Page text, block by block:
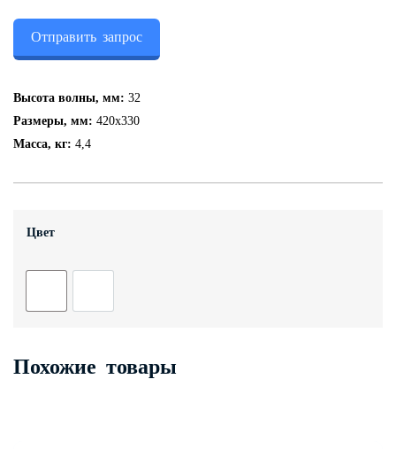
+7 (343) 247 2200
Заказать обратный звонок
Отправить запрос
Высота волны, мм: 32
Размеры, мм: 420x330
Масса, кг: 4,4
Цвет
Похожие товары